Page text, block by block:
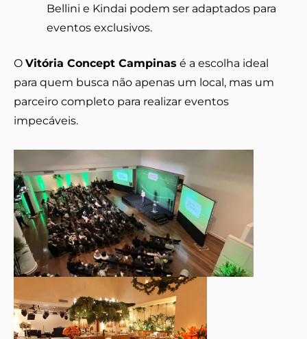
Bellini e Kindai podem ser adaptados para
eventos exclusivos.
O Vitória Concept Campinas é a escolha ideal
para quem busca não apenas um local, mas um
parceiro completo para realizar eventos
impecáveis.